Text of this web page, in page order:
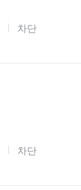
차단
차단